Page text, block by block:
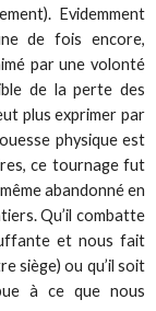
Evidemment
de fois encore,
par une volonté
de la perte des
plus exprimer par
physique est
ce tournage fut
abandonné en
Qu’il combatte
et nous fait
siège) ou qu’il soit
à ce que nous